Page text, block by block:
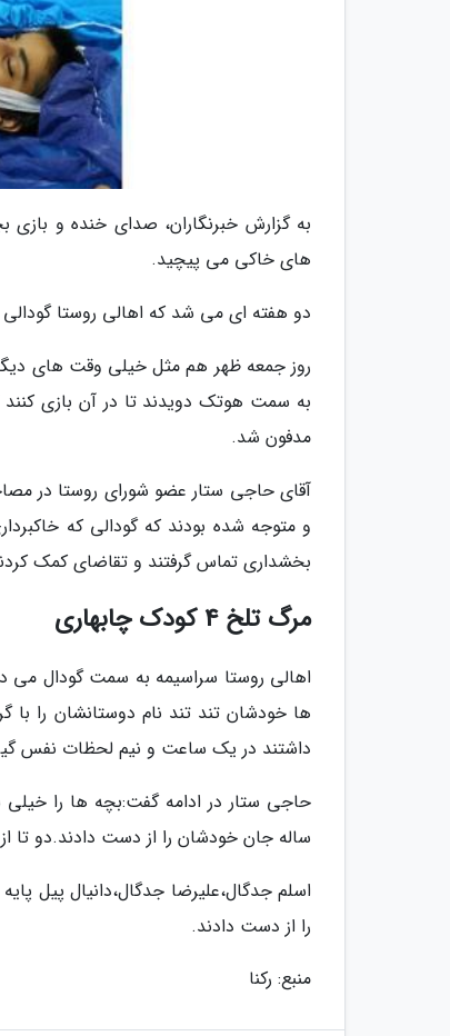
به گزارش خبرنگاران، صدای خنده و بازی
های خاکی می پیچید.
دو هفته ای می شد که اهالی روستا
روز جمعه ظهر هم مثل خیلی وقت های
به سمت هوتک دویدند تا در آن بازی کنند
مدفون شد.
آقای حاجی ستار عضو شورای روستا در
و متوجه شده بودند که گودالی که
بخشداری تماس گرفتند و تقاضای کمک
مرگ تلخ 4 کودک چابهاری
اهالی روستا سراسیمه به سمت گودال می
داشتند در یک ساعت و نیم لحظات نفس گیر
ساله جان خودشان را از دست دادند.دو تا
را از دست دادند.
منبع: رکنا